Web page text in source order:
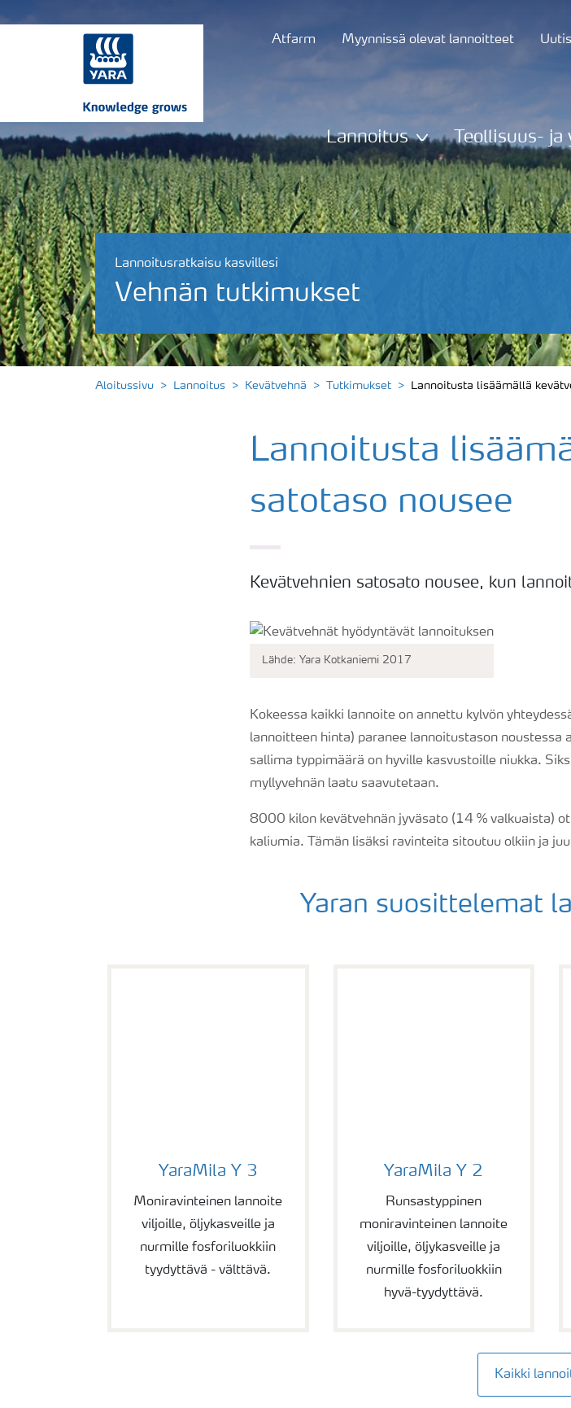
Atfarm Myynnissä olevat lannoitteet
Lannoitus Teollisuus- ja
Lannoitusratkaisu kasvillesi
Vehnän tutkimukset
Aloitussivu Lannoitus Kevätvehnä Tutkimukset Lannoitusta lisäämällä
Lannoitusta
satotaso nousee
Kevätvehnien satosato nousee, kun
Lähde: Yara Kotkaniemi 2017
Kokeessa kaikki lannoite on annettu kylvön
lannoitteen hinta) paranee lannoitustason
sallima typpimäärä on hyville kasvustoille niukka.
myllyvehnän laatu saavutetaan.
8000 kilon kevätvehnän jyväsato (14 % valkuaista)
kaliumia. Tämän lisäksi ravinteita sitoutuu olkiin ja
Yaran suosittelemat
YaraMila Y 3
Moniravinteinen lannoite
viljoille, öljykasveille ja
nurmille fosforiluokkiin
tyydyttävä - välttävä.
YaraMila Y 2
Runsastyppinen
moniravinteinen lannoite
viljoille, öljykasveille ja
nurmille fosforiluokkiin
hyvä-tyydyttävä.
Kaikki